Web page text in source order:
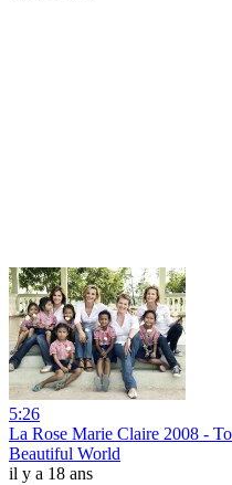
5:26
La Rose Marie Claire 2008 -
Beautiful World
il y a 18 ans